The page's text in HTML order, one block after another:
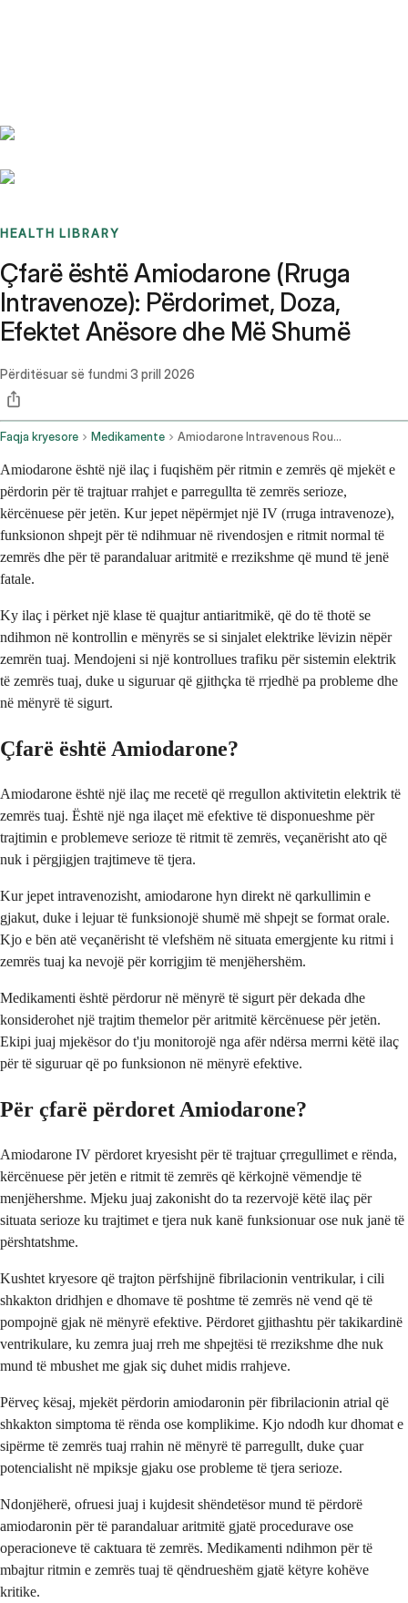
HEALTH LIBRARY
Çfarë është Amiodarone (Rruga
Intravenoze): Përdorimet, Doza,
Efektet Anësore dhe Më Shumë
Përditësuar së fundmi 3 prill 2026
Faqja kryesore Medikamente Amiodarone Intravenous Route
Amiodarone është një ilaç i fuqishëm për ritmin e zemrës që mjekët e
përdorin për të trajtuar rrahjet e parregullta të zemrës serioze,
kërcënuese për jetën. Kur jepet nëpërmjet një IV (rruga intravenoze),
funksionon shpejt për të ndihmuar në rivendosjen e ritmit normal të
zemrës dhe për të parandaluar aritmitë e rrezikshme që mund të jenë
fatale.
Ky ilaç i përket një klase të quajtur antiaritmikë, që do të thotë se
ndihmon në kontrollin e mënyrës se si sinjalet elektrike lëvizin nëpër
zemrën tuaj. Mendojeni si një kontrollues trafiku për sistemin elektrik
të zemrës tuaj, duke u siguruar që gjithçka të rrjedhë pa probleme dhe
në mënyrë të sigurt.
Çfarë është Amiodarone?
Amiodarone është një ilaç me recetë që rregullon aktivitetin elektrik të
zemrës tuaj. Është një nga ilaçet më efektive të disponueshme për
trajtimin e problemeve serioze të ritmit të zemrës, veçanërisht ato që
nuk i përgjigjen trajtimeve të tjera.
Kur jepet intravenozisht, amiodarone hyn direkt në qarkullimin e
gjakut, duke i lejuar të funksionojë shumë më shpejt se format orale.
Kjo e bën atë veçanërisht të vlefshëm në situata emergjente ku ritmi i
zemrës tuaj ka nevojë për korrigjim të menjëhershëm.
Medikamenti është përdorur në mënyrë të sigurt për dekada dhe
konsiderohet një trajtim themelor për aritmitë kërcënuese për jetën.
Ekipi juaj mjekësor do t'ju monitorojë nga afër ndërsa merrni këtë ilaç
për të siguruar që po funksionon në mënyrë efektive.
Për çfarë përdoret Amiodarone?
Amiodarone IV përdoret kryesisht për të trajtuar çrregullimet e rënda,
kërcënuese për jetën e ritmit të zemrës që kërkojnë vëmendje të
menjëhershme. Mjeku juaj zakonisht do ta rezervojë këtë ilaç për
situata serioze ku trajtimet e tjera nuk kanë funksionuar ose nuk janë të
përshtatshme.
Kushtet kryesore që trajton përfshijnë fibrilacionin ventrikular, i cili
shkakton dridhjen e dhomave të poshtme të zemrës në vend që të
pompojnë gjak në mënyrë efektive. Përdoret gjithashtu për takikardinë
ventrikulare, ku zemra juaj rreh me shpejtësi të rrezikshme dhe nuk
mund të mbushet me gjak siç duhet midis rrahjeve.
Përveç kësaj, mjekët përdorin amiodaronin për fibrilacionin atrial që
shkakton simptoma të rënda ose komplikime. Kjo ndodh kur dhomat e
sipërme të zemrës tuaj rrahin në mënyrë të parregullt, duke çuar
potencialisht në mpiksje gjaku ose probleme të tjera serioze.
Ndonjëherë, ofruesi juaj i kujdesit shëndetësor mund të përdorë
amiodaronin për të parandaluar aritmitë gjatë procedurave ose
operacioneve të caktuara të zemrës. Medikamenti ndihmon për të
mbajtur ritmin e zemrës tuaj të qëndrueshëm gjatë këtyre kohëve
kritike.